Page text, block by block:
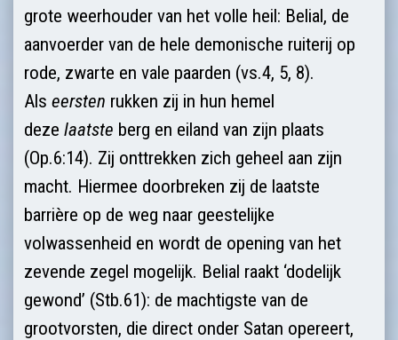
grote weerhouder van het volle heil: Belial, de
aanvoerder van de hele demonische ruiterij op
rode, zwarte en vale paarden (vs.4, 5, 8).
Als eersten rukken zij in hun hemel
deze laatste berg en eiland van zijn plaats
(Op.6:14). Zij onttrekken zich geheel aan zijn
macht. Hiermee doorbreken zij de laatste
barrière op de weg naar geestelijke
volwassenheid en wordt de opening van het
zevende zegel mogelijk. Belial raakt ‘dodelijk
gewond’ (Stb.61): de machtigste van de
grootvorsten, die direct onder Satan opereert,